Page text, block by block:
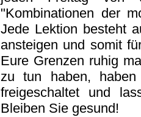
"Kombinationen der
Jede Lektion besteht
ansteigen und somit
Eure Grenzen ruhig
zu tun haben,
freigeschaltet und
Bleiben Sie gesund!